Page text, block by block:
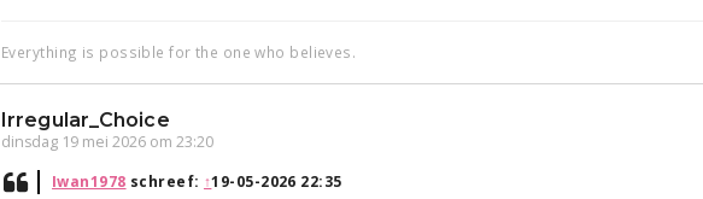
Everything is possible for the one who believes.
Irregular_Choice
dinsdag 19 mei 2026 om 23:20
Iwan1978 schreef: ↑19-05-2026 22:35